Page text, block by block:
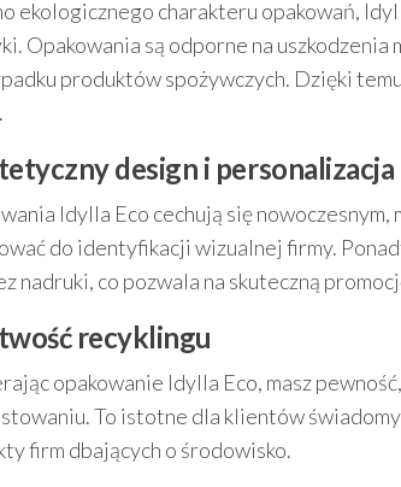
ekologicznego charakteru opakowań,
Opakowania są odporne na
produktów spożywczych. Dzięki
design i personalizacja
Idylla Eco cechują się
do identyfikacji wizualnej firmy.
nadruki, co pozwala na skuteczną
recyklingu
opakowanie Idylla Eco, masz
To istotne dla klientów
firm dbających o środowisko.